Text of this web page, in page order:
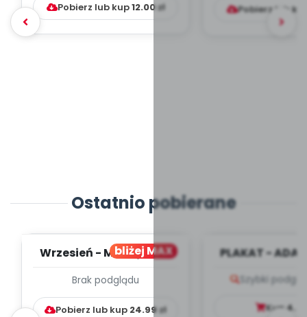
Pobierz lub kup12.00zł Pobierz lub
Ostatnio pobierane
bliżej MAX
Wrzesień - MIESIĘCZNY
WYCHOWAWCZO –
DYDAKTYC...
Brak podglądu
Pobierz lub kup 24.99zł
PLAKAT -
Szybki
Kup